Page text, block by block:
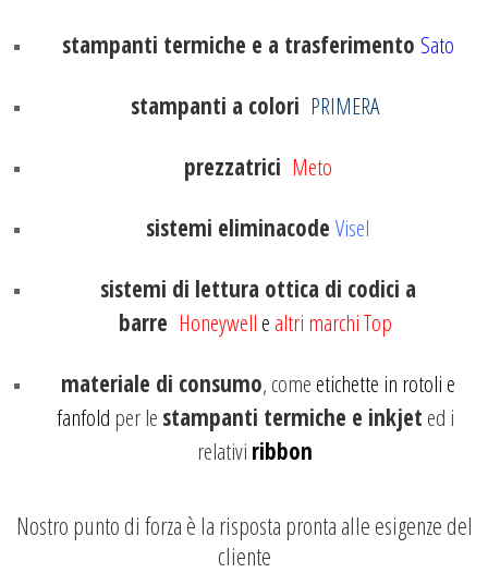
stampanti termiche e a trasferimento Sato
stampanti a colori PRIMERA
prezzatrici Meto
sistemi eliminacode Visel
sistemi di lettura ottica di codici a
barre Honeywell e altri marchi Top
materiale di consumo, come etichette in rotoli e
fanfold per le stampanti termiche e inkjet ed i
relativi ribbon
Nostro punto di forza è la risposta pronta alle esigenze del
cliente